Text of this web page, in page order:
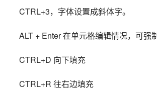
CTRL+3，字体设置成斜体字。
ALT + Enter 在单元格编辑情况，可强
CTRL+D 向下填充
CTRL+R 往右边填充